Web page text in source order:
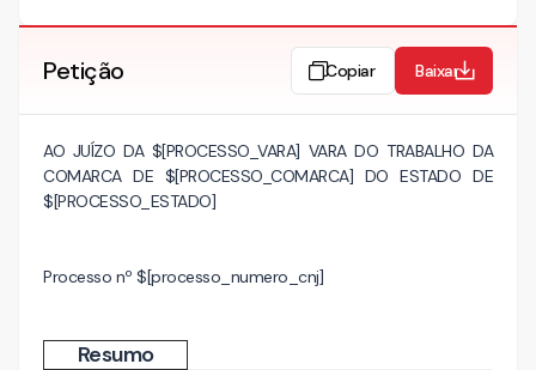
Petição Copiar Baixar
AO JUÍZO DA $[PROCESSO_VARA] VARA DO TRABALHO DA
COMARCA DE $[PROCESSO_COMARCA] DO ESTADO DE
$[PROCESSO_ESTADO]
Processo nº $[processo_numero_cnj]
Resumo